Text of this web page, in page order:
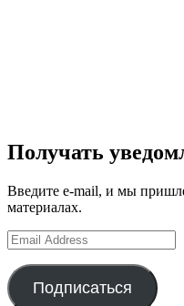
Получать
Введите e-mail, и мы
материалах.
Email
Address
Подписаться